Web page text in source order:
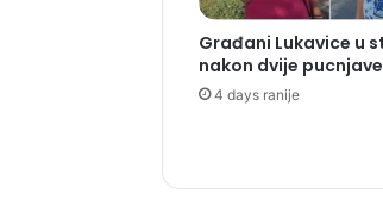
Građani Lukavice u
nakon dvije pucnjave
4 days ranije